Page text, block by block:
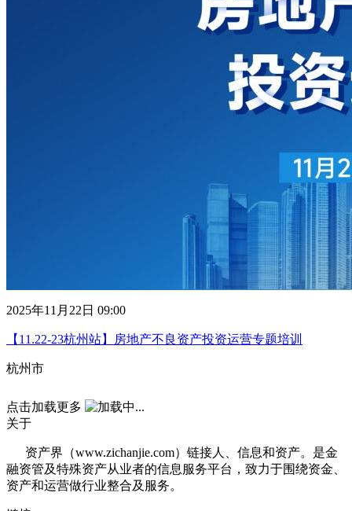
2025年11月22日 09:00
【11.22-23杭州站】房地产不良资产投资运营专题培训
杭州市
点击加载更多
关于
资产界（www.zichanjie.com）链接人、信息和资产。是金
融资管及特殊资产从业者的信息服务平台，致力于围绕资金、
资产和运营做行业整合及服务。